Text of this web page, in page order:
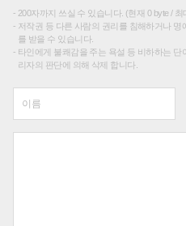
200자까지 쓰실 수 있습니다. (현재 0 byte / 최
저작권 등 다른 사람의 권리를 침해하거나
를 받을 수 있습니다.
타인에게 불쾌감을 주는 욕설 등 비하하는
리자의 판단에 의해 삭제 합니다.